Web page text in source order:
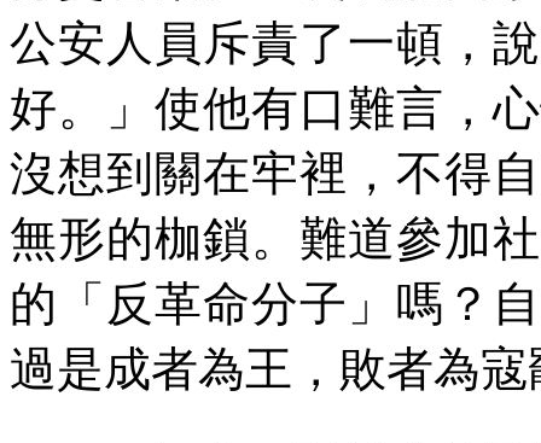
公安人員斥責了一頓，
好。」使他有口難言，
沒想到關在牢裡，不得
無形的枷鎖。難道參加
的「反革命分子」嗎？
過是成者為王，敗者為寇